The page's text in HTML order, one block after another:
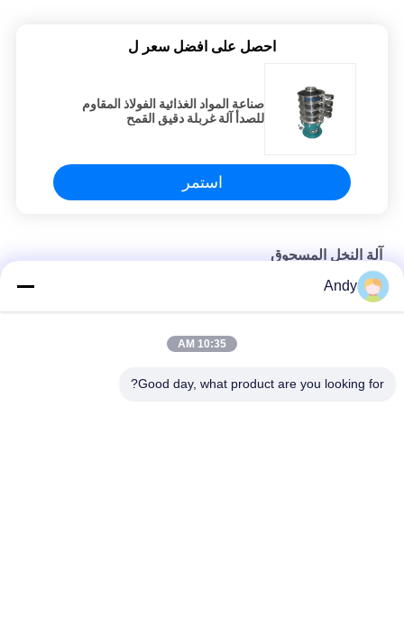
احصل على افضل سعر ل
صناعة المواد الغذائية الفولاذ المقاوم
للصدأ آلة غربلة دقيق القمح
استمر
آلة النخل المسحوق
معدات تصنيف آلة جرب مسحوق عالية التردد مع شاشة نايلون
Andy
10:35 AM
Good day, what product are you looking for?